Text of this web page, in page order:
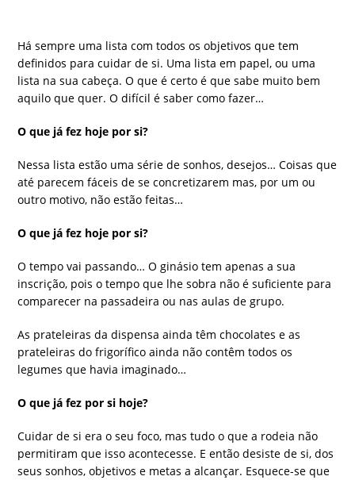
Há sempre uma lista com todos os objetivos que tem
definidos para cuidar de si. Uma lista em papel, ou uma
lista na sua cabeça. O que é certo é que sabe muito bem
aquilo que quer. O difícil é saber como fazer…
O que já fez hoje por si?
Nessa lista estão uma série de sonhos, desejos… Coisas que
até parecem fáceis de se concretizarem mas, por um ou
outro motivo, não estão feitas…
O que já fez hoje por si?
O tempo vai passando… O ginásio tem apenas a sua
inscrição, pois o tempo que lhe sobra não é suficiente para
comparecer na passadeira ou nas aulas de grupo.
As prateleiras da dispensa ainda têm chocolates e as
prateleiras do frigorífico ainda não contêm todos os
legumes que havia imaginado…
O que já fez por si hoje?
Cuidar de si era o seu foco, mas tudo o que a rodeia não
permitiram que isso acontecesse. E então desiste de si, dos
seus sonhos, objetivos e metas a alcançar. Esquece-se que